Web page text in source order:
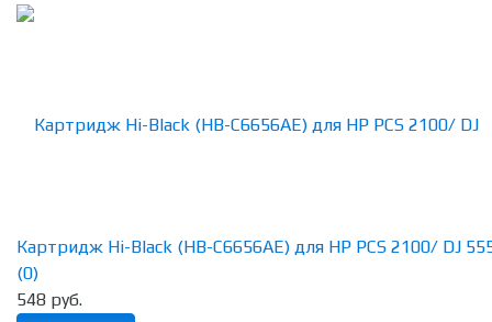
Картридж Hi-Black (HB-C6656AE) для HP PCS 2100/ DJ
(0)
548 руб.